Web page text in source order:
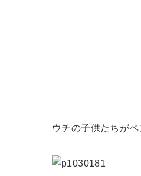
ウチの子供たちが